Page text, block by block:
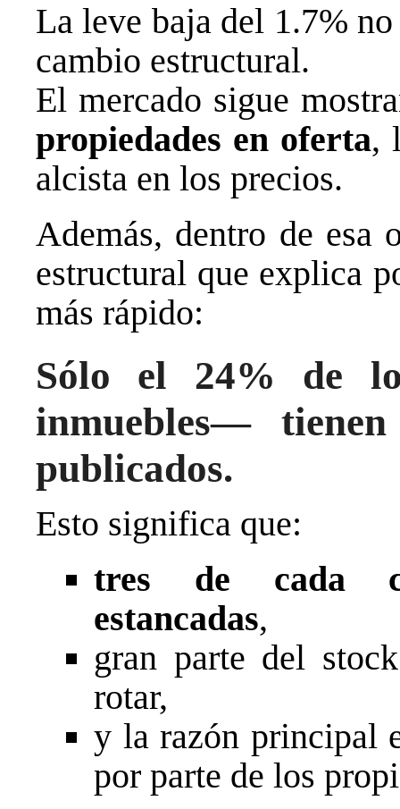
La leve baja del 1.7%
cambio estructural.
El mercado sigue
propiedades en oferta,
alcista en los precios.
Además, dentro de esa
estructural que explica
más rápido:
Sólo el 24% de
inmuebles—
publicados.
Esto significa que:
tres de cada
estancadas,
gran parte del
rotar,
y la razón principal
por parte de los